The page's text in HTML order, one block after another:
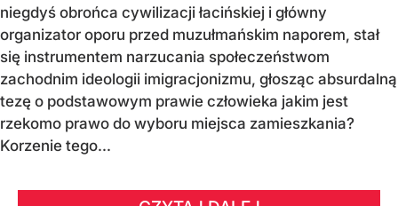
niegdyś obrońca cywilizacji łacińskiej i główny
organizator oporu przed muzułmańskim naporem, stał
się instrumentem narzucania społeczeństwom
zachodnim ideologii imigracjonizmu, głosząc absurdalną
tezę o podstawowym prawie człowieka jakim jest
rzekomo prawo do wyboru miejsca zamieszkania?
Korzenie tego...